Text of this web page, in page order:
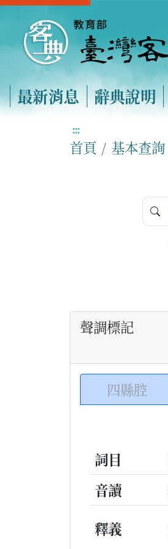
最新消息 辭典說明
:::
首頁 基本查詢
聲調標記
四縣腔
詞目
音讀
釋義